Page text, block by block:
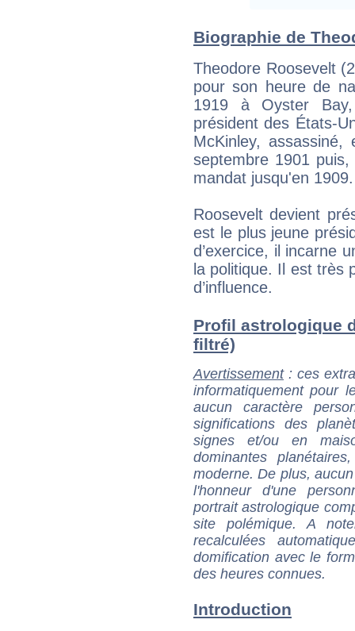
Biographie de
Theodore Roosevelt
pour son heure de
1919 à Oyster
président des États-
McKinley,
septembre 1901
mandat jusqu'en 1909.
Roosevelt devient
est le plus jeune
d’exercice, il incarne
la politique. Il est très
d’influence.
Profil astrologique
filtré)
Avertissement: ces
informatiquement pour
aucun caractère
significations des
signes et/ou en
dominantes
moderne. De plus,
l'honneur d'une
portrait astrologique
site polémique. A
recalculées
domification avec le
des heures connues.
Introduction